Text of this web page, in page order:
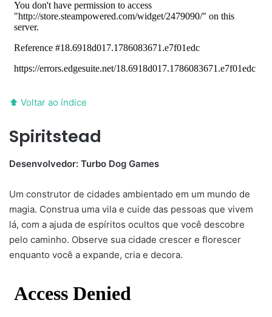
⬆ Voltar ao índice
Spiritstead
Desenvolvedor: Turbo Dog Games
Um construtor de cidades ambientado em um mundo de
magia. Construa uma vila e cuide das pessoas que vivem
lá, com a ajuda de espíritos ocultos que você descobre
pelo caminho. Observe sua cidade crescer e florescer
enquanto você a expande, cria e decora.